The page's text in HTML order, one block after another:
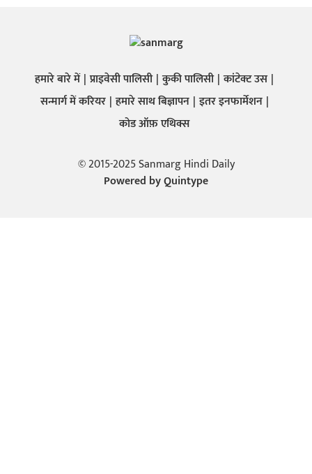
हमारे बारे में प्राइवेसी पालिसी कुकी पालिसी कांटेक्ट उस
सन्मार्ग में करियर हमारे साथ बिज्ञापन इतर इनफार्मेशन
कोड ऑफ़ एथिक्स
© 2015-2025 Sanmarg Hindi Daily
Powered byQuintype